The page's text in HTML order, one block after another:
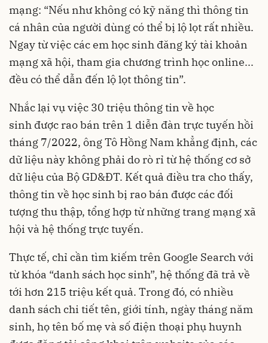
mạng: “Nếu như không có kỹ năng thì thông tin
cá nhân của người dùng có thể bị lộ lọt rất nhiều.
Ngay từ việc các em học sinh đăng ký tài khoản
mạng xã hội, tham gia chương trình học online...
đều có thể dẫn đến lộ lọt thông tin”.
Nhắc lại vụ việc 30 triệu thông tin về học
sinh được rao bán trên 1 diễn đàn trực tuyến hồi
tháng 7/2022, ông Tô Hồng Nam khẳng định, các
dữ liệu này không phải do rò rỉ từ hệ thống cơ sở
dữ liệu của Bộ GD&ĐT. Kết quả điều tra cho thấy,
thông tin về học sinh bị rao bán được các đối
tượng thu thập, tổng hợp từ những trang mạng xã
hội và hệ thống trực tuyến.
Thực tế, chỉ cần tìm kiếm trên Google Search với
từ khóa “danh sách học sinh”, hệ thống đã trả về
tới hơn 215 triệu kết quả. Trong đó, có nhiều
danh sách chi tiết tên, giới tính, ngày tháng năm
sinh, họ tên bố mẹ và số điện thoại phụ huynh